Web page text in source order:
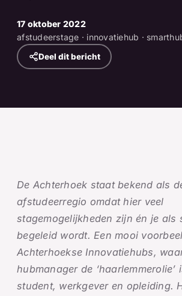
17 oktober 2022
afstudeerstage · innovatiehub ·
Deel dit bericht
De Achterhoek staat bekend als
afstudeerregio omdat hier veel
stagemogelijkheden zijn én je als
begeleid wordt. Een mooi
Achterhoekse Innovatiehubs,
hubmanager de ‘haarlemmerolie’
student, werkgever en opleiding.